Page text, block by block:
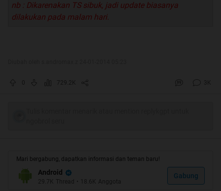
nb : Dikarenakan TS sibuk, jadi update biasanya
dilakukan pada malam hari.
729.2K 3K
Mari bergabung, dapatkan informasi dan teman baru!
Android
29.7K Thread • 18.6K Anggota
Gabung